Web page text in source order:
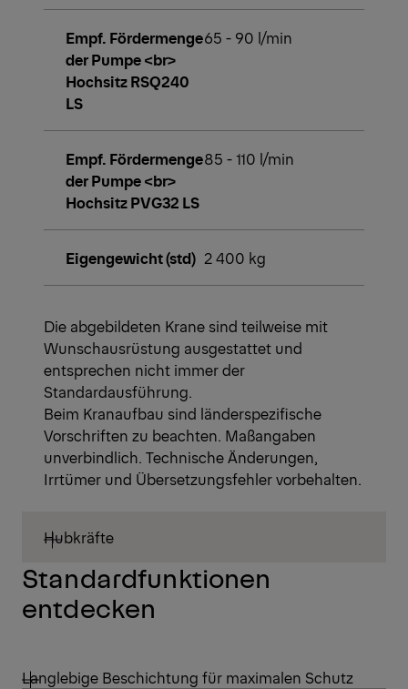
Empf. Fördermenge
der Pumpe <br>
Hochsitz RSQ240
LS
65 - 90 l/min
Empf. Fördermenge
der Pumpe <br>
Hochsitz PVG32 LS
85 - 110 l/min
Eigengewicht (std) 2 400 kg
Die abgebildeten Krane sind teilweise mit
Wunschausrüstung ausgestattet und
entsprechen nicht immer der
Standardausführung.
Beim Kranaufbau sind länderspezifische
Vorschriften zu beachten. Maßangaben
unverbindlich. Technische Änderungen,
Irrtümer und Übersetzungsfehler vorbehalten.
Hubkräfte
Standardfunktionen
entdecken
Langlebige Beschichtung für maximalen Schutz